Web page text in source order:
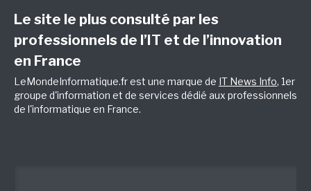
Le site le plus consulté par les
professionnels de l’IT et de l’innovation
en France
LeMondeInformatique.fr est une marque de IT News Info, 1er
groupe d'information et de services dédié aux professionnels
de l'informatique en France.